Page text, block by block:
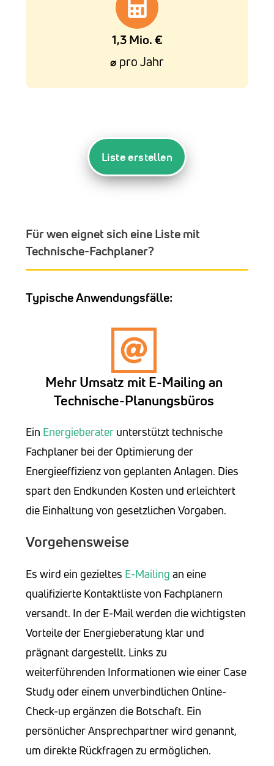
1,3 Mio. €
⌀ pro Jahr
Liste erstellen
Für wen eignet sich eine Liste mit
Technische-Fachplaner?
Typische Anwendungsfälle:
Mehr Umsatz mit E-Mailing an
Technische-Planungsbüros
Ein Energieberater unterstützt technische
Fachplaner bei der Optimierung der
Energieeffizienz von geplanten Anlagen. Dies
spart den Endkunden Kosten und erleichtert
die Einhaltung von gesetzlichen Vorgaben.
Vorgehensweise
Es wird ein gezieltes E-Mailing an eine
qualifizierte Kontaktliste von Fachplanern
versandt. In der E-Mail werden die wichtigsten
Vorteile der Energieberatung klar und
prägnant dargestellt. Links zu
weiterführenden Informationen wie einer Case
Study oder einem unverbindlichen Online-
Check-up ergänzen die Botschaft. Ein
persönlicher Ansprechpartner wird genannt,
um direkte Rückfragen zu ermöglichen.